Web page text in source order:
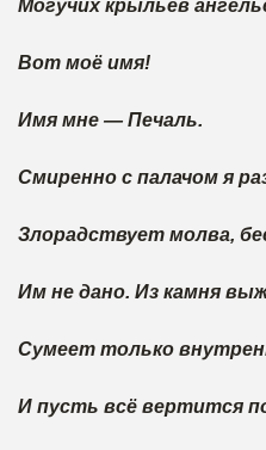
Могучих крыльев
Вот моё имя!
Имя мне — Печаль.
Смиренно с палачом я
Злорадствует молва,
Им не дано. Из камня
Сумеет только
И пусть всё вертится